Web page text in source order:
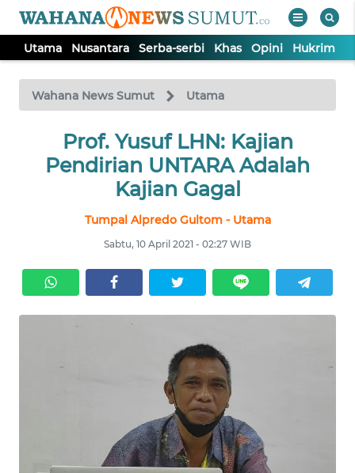
Utama Nusantara Serba-serbi Khas Opini Hukrim
Wahana News Sumut Utama
Prof. Yusuf LHN: Kajian
Pendirian UNTARA Adalah
Kajian Gagal
Tumpal Alpredo Gultom - Utama
Sabtu, 10 April 2021 - 02:27 WIB
TV
Tutup
KHAS
Informasi